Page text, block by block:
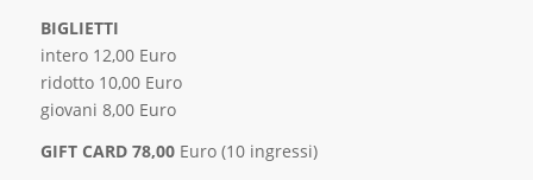
BIGLIETTI
intero 12,00 Euro
ridotto 10,00 Euro
giovani 8,00 Euro
GIFT CARD 78,00Euro (10 ingressi)